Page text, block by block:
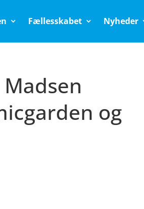
Fællesskabet Nyheder
og